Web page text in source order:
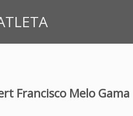
Francisco Melo Gama